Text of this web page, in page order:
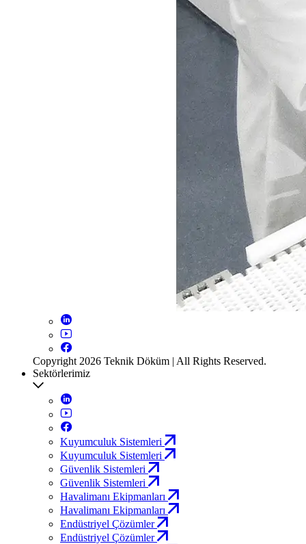
Copyright 2026 Teknik Döküm | All Rights Reserved.
Sektörlerimiz
Kuyumculuk Sistemleri
Kuyumculuk Sistemleri
Güvenlik Sistemleri
Güvenlik Sistemleri
Havalimanı Ekipmanları
Havalimanı Ekipmanları
Endüstriyel Çözümler
Endüstriyel Çözümler